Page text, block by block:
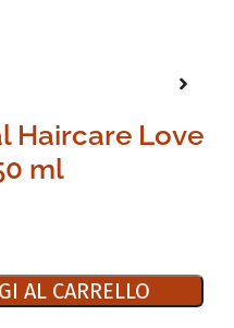
Haircare Love
ml
AL CARRELLO